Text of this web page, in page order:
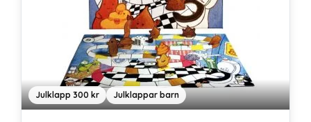
Julklapp 300 kr Julklappar barn